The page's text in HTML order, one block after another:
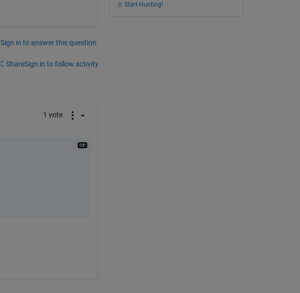
Sign in to answer this question.
ShareSign in to follow activity
1 vote
Start Hunting!